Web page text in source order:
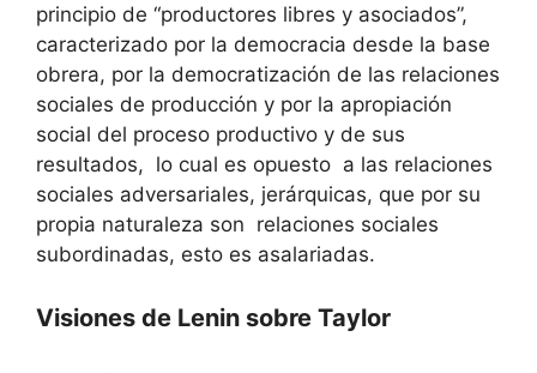
principio de “productores libres y asociados”,
caracterizado por la democracia desde la base
obrera, por la democratización de las relaciones
sociales de producción y por la apropiación
social del proceso productivo y de sus
resultados, lo cual es opuesto a las relaciones
sociales adversariales, jerárquicas, que por su
propia naturaleza son relaciones sociales
subordinadas, esto es asalariadas.
Visiones de Lenin sobre Taylor